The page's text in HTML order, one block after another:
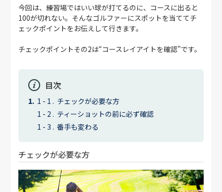
今回は、練習場ではいい球が打てるのに、コースに出ると
100が切れない。そんなゴルファーにスポットを当ててチ
ェックポイントをお伝えして行きます。
チェックポイントその2は“コースレイアイトを確認”です。
目次
チェックが必要な方
ティーショットの前に必ず確認
番手も変わる
チェックが必要な方